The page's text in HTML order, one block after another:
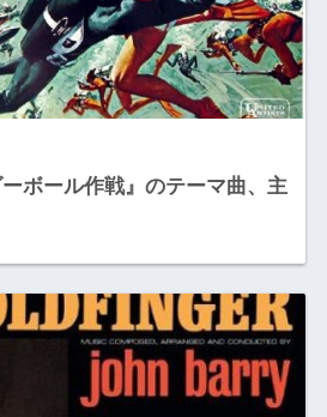
ボール作戦』のテーマ曲、主